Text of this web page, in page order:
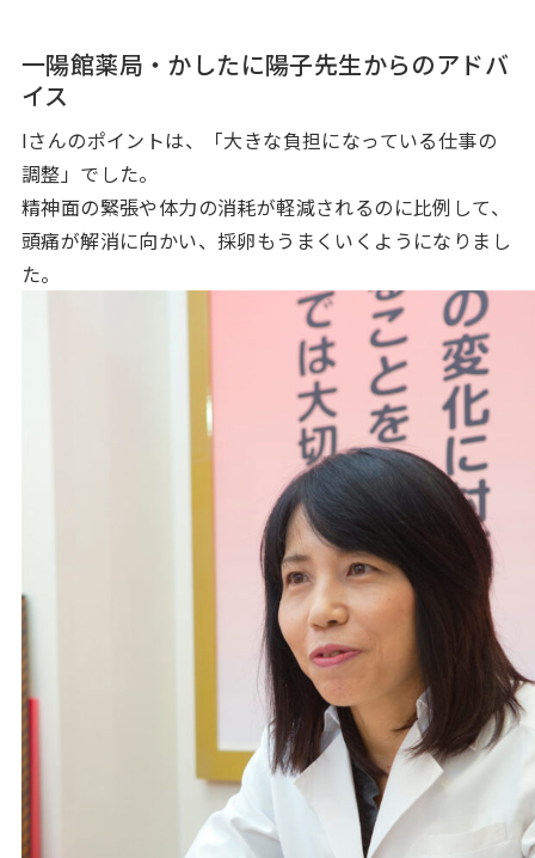
一陽館薬局・かしたに陽子先生からのアドバ
イス
Iさんのポイントは、「大きな負担になっている仕事の
調整」でした。
精神面の緊張や体力の消耗が軽減されるのに比例して、
頭痛が解消に向かい、採卵もうまくいくようになりまし
た。